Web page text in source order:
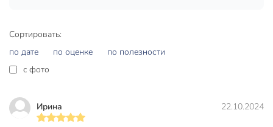
— этого достаточно для приготовления первых и вторых
блюд на 4-6 человек. Стеклянная крышка с выпускным
клапаном позволяет контролировать процесс готовки,
сохраняя витамины и вкус продуктов.
Выбирайте кастрюлю Нева Металл Посуда с
антипригарным покрытием — готовьте вкусно и
Сортировать:
по дате
по оценке
по полезности
c фото
Ирина 22.10.2024